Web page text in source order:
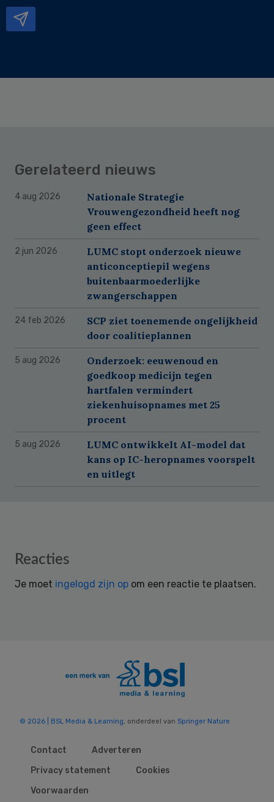
Gerelateerd nieuws
4 aug 2026
Nationale Strategie
Vrouwengezondheid heeft nog
geen effect
2 jun 2026
LUMC stopt onderzoek nieuwe
anticonceptiepil wegens
buitenbaarmoederlijke
zwangerschappen
24 feb 2026
SCP ziet toenemende ongelijkheid
door coalitieplannen
5 aug 2026
Onderzoek: eeuwenoud en
goedkoop medicijn tegen
hartfalen vermindert
ziekenhuisopnames met 25
procent
5 aug 2026
LUMC ontwikkelt AI-model dat
kans op IC-heropnames voorspelt
en uitlegt
Reader
Reacties
Je moet ingelogd zijn op om een reactie te plaatsen.
© 2026 | BSL Media & Learning, onderdeel van Springer Nature
Contact
Adverteren
Privacy statement
Cookies
Voorwaarden